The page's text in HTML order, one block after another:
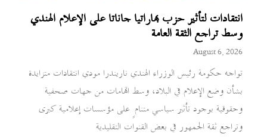
انتقادات لتأثير حزب بهاراتيا جاناتا على الإعلام الهندي
وسط تراجع الثقة العامة
August 6, 2026
تواجه حكومة رئيس الوزراء الهندي ناريندرا مودي انتقادات متزايدة
بشأن وضع الإعلام في البلاد، وسط اتهامات من جهات صحفية
وحقوقية بوجود تأثير سياسي متنامٍ على مؤسسات إعلامية كبرى
وتراجع ثقة الجمهور في بعض القنوات التقليدية